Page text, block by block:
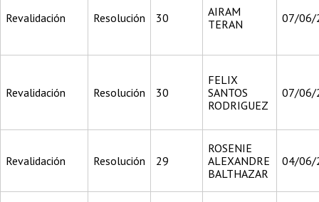
Revalidación Resolución 30
AIRAM
TERAN
07/06/
Revalidación Resolución 30
FELIX
SANTOS
RODRIGUEZ
07/06/
Revalidación Resolución 29
ROSENIE
ALEXANDRE
BALTHAZAR
04/06/